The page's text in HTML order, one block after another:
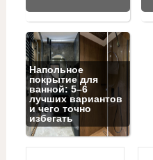
Напольное
покрытие для
ванной: 5–6
лучших вариантов
и чего точно
избегать